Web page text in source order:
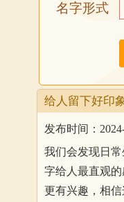
名字形式
给人留下好印
发布时间：
我们会发现日
字给人最直观
更有兴趣，相